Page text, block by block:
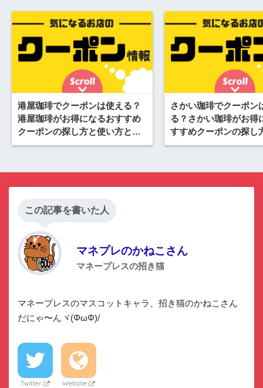
港屋珈琲でクーポンは使える？
港屋珈琲がお得になるおすすめ
クーポンの探し方と使い方と
は？
さかい珈琲でクーポン
る？さかい珈琲がお得
すすめクーポンの探し
方
この記事を書いた人
マネプレのかねこさん
マネープレスの招き猫
マネープレスのマスコットキャラ、招き猫のかねこさん
だにゃ〜んヾ(ΦωΦ)/
Twitter Website